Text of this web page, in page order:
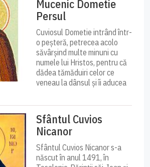
Mucenic Dometie
Persul
Cuviosul Dometie intrând într-
o peșteră, petrecea acolo
săvârșind multe minuni cu
numele lui Hristos, pentru că
dădea tămăduiri celor ce
veneau la dânsul și îi aducea
Sfântul Cuvios
Nicanor
Sfântul Cuvios Nicanor s-a
născut în anul 1491, în